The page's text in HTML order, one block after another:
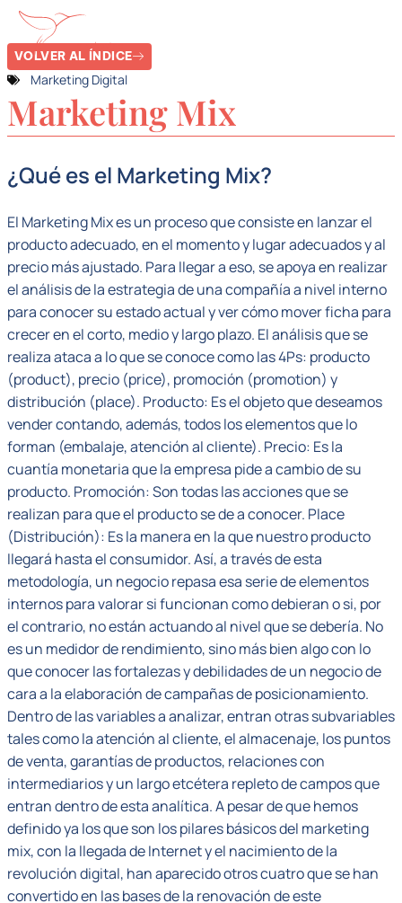
VOLVER AL ÍNDICE
Marketing Digital
Marketing Mix
¿Qué es el Marketing Mix?
El Marketing Mix es un proceso que consiste en lanzar el
producto adecuado, en el momento y lugar adecuados y al
precio más ajustado. Para llegar a eso, se apoya en realizar
el análisis de la estrategia de una compañía a nivel interno
para conocer su estado actual y ver cómo mover ficha para
crecer en el corto, medio y largo plazo. El análisis que se
realiza ataca a lo que se conoce como las 4Ps: producto
(product), precio (price), promoción (promotion) y
distribución (place). Producto: Es el objeto que deseamos
vender contando, además, todos los elementos que lo
forman (embalaje, atención al cliente). Precio: Es la
cuantía monetaria que la empresa pide a cambio de su
producto. Promoción: Son todas las acciones que se
realizan para que el producto se de a conocer. Place
(Distribución): Es la manera en la que nuestro producto
llegará hasta el consumidor. Así, a través de esta
metodología, un negocio repasa esa serie de elementos
internos para valorar si funcionan como debieran o si, por
el contrario, no están actuando al nivel que se debería. No
es un medidor de rendimiento, sino más bien algo con lo
que conocer las fortalezas y debilidades de un negocio de
cara a la elaboración de campañas de posicionamiento.
Dentro de las variables a analizar, entran otras subvariables
tales como la atención al cliente, el almacenaje, los puntos
de venta, garantías de productos, relaciones con
intermediarios y un largo etcétera repleto de campos que
entran dentro de esta analítica. A pesar de que hemos
definido ya los que son los pilares básicos del marketing
mix, con la llegada de Internet y el nacimiento de la
revolución digital, han aparecido otros cuatro que se han
convertido en las bases de la renovación de este